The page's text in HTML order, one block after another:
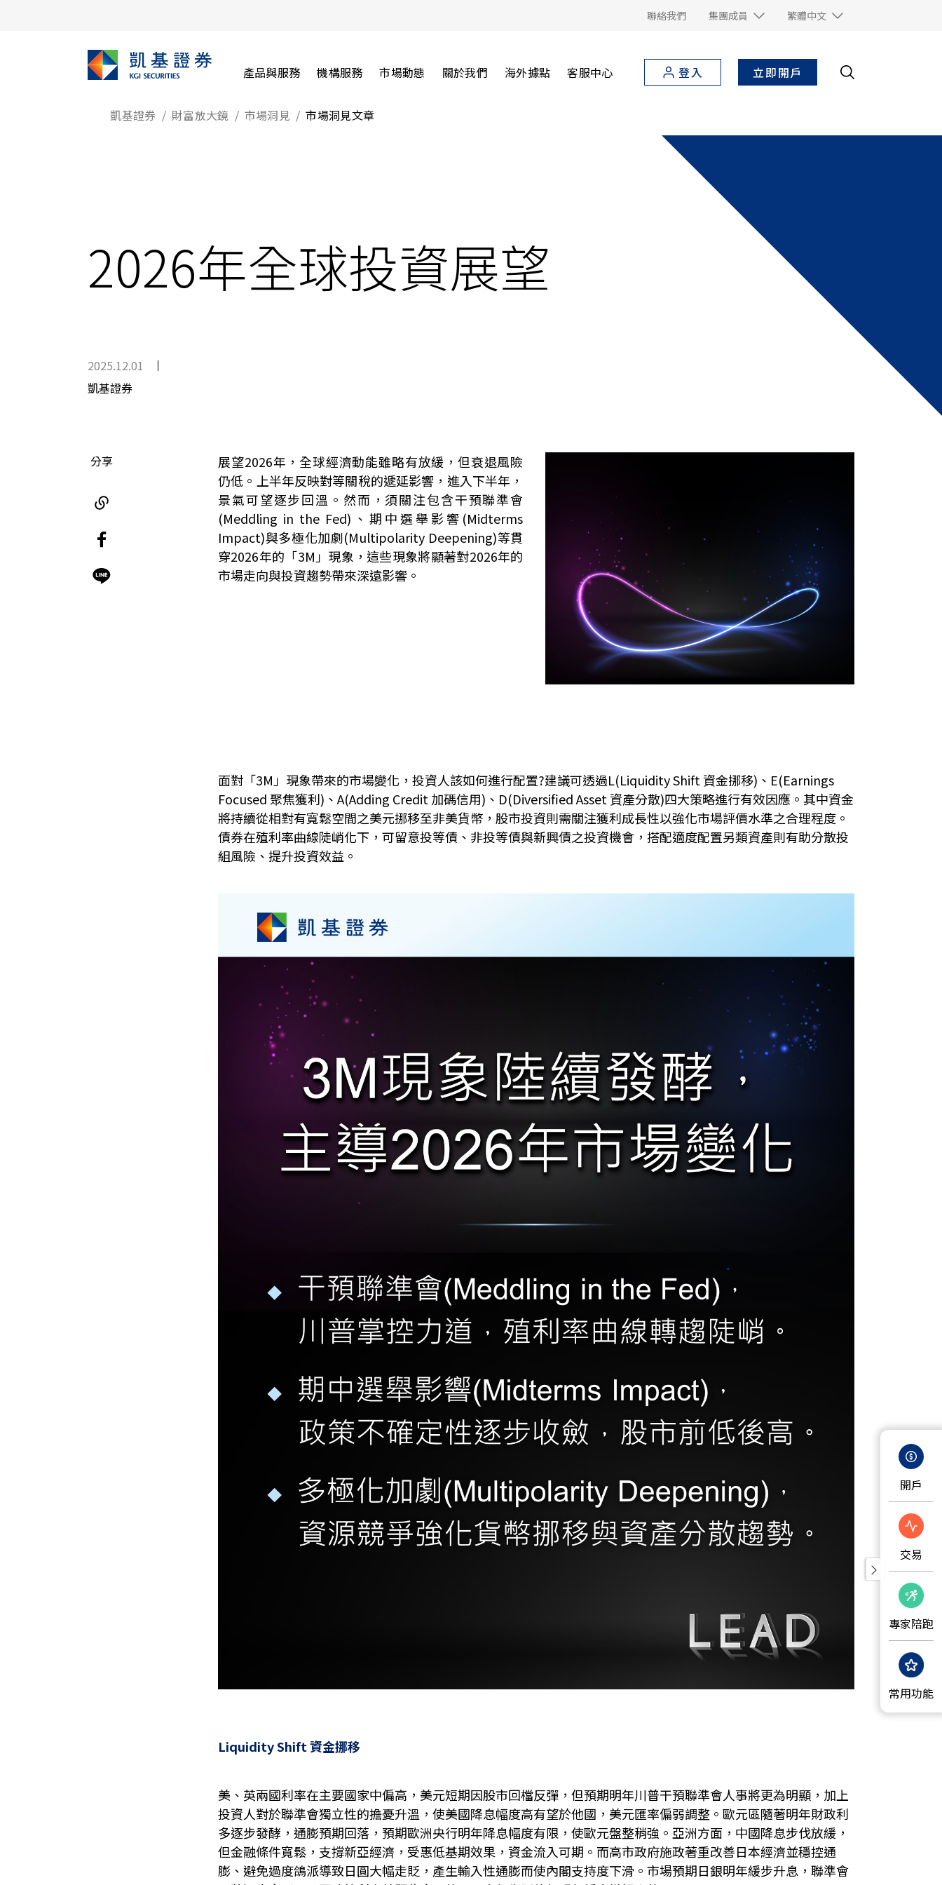
聯絡我們 集團成員 繁體中文
產品與服務 機構服務 市場動態 關於我們 海外據點 客服中心 登入 立即開戶
凱基證券 財富放大鏡 市場洞見 市場洞見文章
開戶
交易
專家陪跑
常用功能
2026年全球投資展望
2025.12.01
凱基證券
分享
展望2026年，全球經濟動能雖略有放緩，但衰退風險
仍低。上半年反映對等關稅的遞延影響，進入下半年，
景氣可望逐步回溫。然而，須關注包含干預聯準會
(Meddling in the Fed)、期中選舉影響(Midterms
Impact)與多極化加劇(Multipolarity Deepening)等貫
穿2026年的「3M」現象，這些現象將顯著對2026年的
市場走向與投資趨勢帶來深遠影響。
面對「3M」現象帶來的市場變化，投資人該如何進行配置?建議可透過L(Liquidity Shift 資金挪移)、E(Earnings
Focused 聚焦獲利)、A(Adding Credit 加碼信用)、D(Diversified Asset 資產分散)四大策略進行有效因應。其中資金
將持續從相對有寬鬆空間之美元挪移至非美貨幣，股市投資則需關注獲利成長性以強化市場評價水準之合理程度。
債券在殖利率曲線陡峭化下，可留意投等債、非投等債與新興債之投資機會，搭配適度配置另類資產則有助分散投
組風險、提升投資效益。
Liquidity Shift 資金挪移
美、英兩國利率在主要國家中偏高，美元短期因股市回檔反彈，但預期明年川普干預聯準會人事將更為明顯，加上
投資人對於聯準會獨立性的擔憂升溫，使美國降息幅度高有望於他國，美元匯率偏弱調整。歐元區隨著明年財政利
多逐步發酵，通膨預期回落，預期歐洲央行明年降息幅度有限，使歐元盤整稍強。亞洲方面，中國降息步伐放緩，
但金融條件寬鬆，支撐新亞經濟，受惠低基期效果，資金流入可期。而高市政府施政著重改善日本經濟並穩控通
膨、避免過度鴿派導致日圓大幅走貶，產生輸入性通膨而使內閣支持度下滑。市場預期日銀明年緩步升息，聯準會